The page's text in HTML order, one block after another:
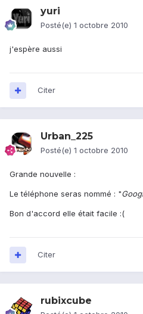
yuri
Posté(e) 1 octobre 2010
j'espère aussi
Citer
Urban_225
Posté(e) 1 octobre 2010
Grande nouvelle :
Le téléphone seras nommé : "
Bon d'accord elle était facile :(
Citer
rubixcube